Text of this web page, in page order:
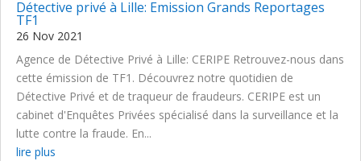
Détective privé à Lille: Emission Grands Reportages
TF1
26 Nov 2021
Agence de Détective Privé à Lille: CERIPE Retrouvez-nous dans
cette émission de TF1. Découvrez notre quotidien de
Détective Privé et de traqueur de fraudeurs. CERIPE est un
cabinet d'Enquêtes Privées spécialisé dans la surveillance et la
lutte contre la fraude. En...
lire plus